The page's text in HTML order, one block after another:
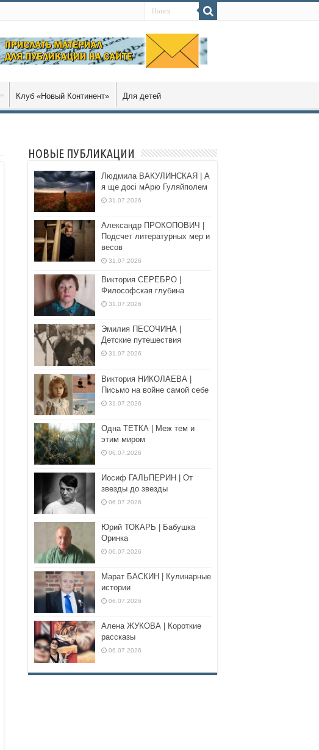
Клуб «Новый Континент» Для детей
НОВЫЕ ПУБЛИКАЦИИ
Людмила ВАКУЛИНСКАЯ | А
я ще досі мАрю Гуляйполем
31.07.2026
Александр ПРОКОПОВИЧ |
Подсчет литературных мер и
весов
31.07.2026
Виктория СЕРЕБРО |
Философская глубина
31.07.2026
Эмилия ПЕСОЧИНА |
Детские путешествия
31.07.2026
Виктория НИКОЛАЕВА |
Письмо на войне самой себе
31.07.2026
Одна ТЕТКА | Меж тем и
этим миром
06.07.2026
Иосиф ГАЛЬПЕРИН | От
звезды до звезды
06.07.2026
Юрий ТОКАРЬ | Бабушка
Оринка
06.07.2026
Марат БАСКИН | Кулинарные
истории
06.07.2026
Алена ЖУКОВА | Короткие
рассказы
06.07.2026